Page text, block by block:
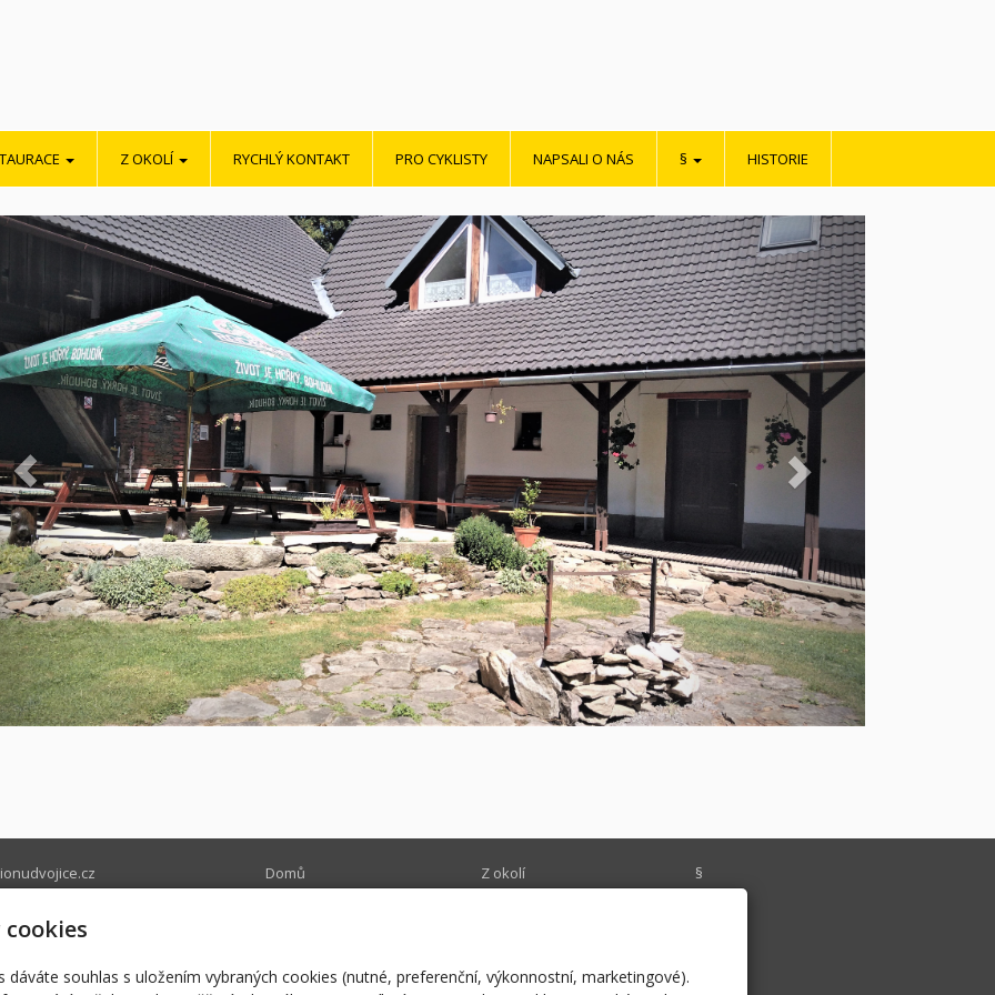
Z OKOLÍ RYCHLÝ KONTAKT PRO CYKLISTY NAPSALI O NÁS § HISTORIE
Předchozí Další
Domů
Z okolí
§
Historie
souhlas s uložením vybraných cookies (nutné, preferenční, výkonnostní, marketingové).